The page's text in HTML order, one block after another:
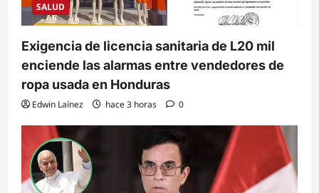
SALUD
Exigencia de licencia sanitaria de L20 mil
enciende las alarmas entre vendedores de
ropa usada en Honduras
Edwin Laínez hace 3 horas 0